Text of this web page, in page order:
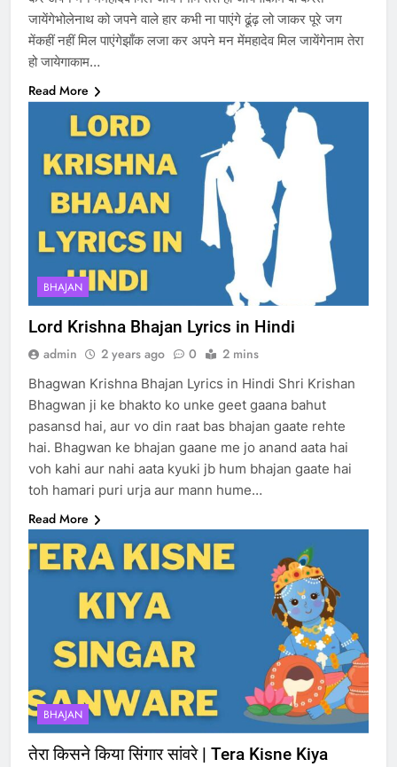
जायेंगेभोलेनाथ को जपने वाले हार कभी ना पाएंगे ढूंढ़ लो जाकर पूरे जग
मेंकहीं नहीं मिल पाएंगेझाँक लजा कर अपने मन मेंमहादेव मिल जायेंगेनाम तेरा
हो जायेगाकाम…
Read More
BHAJAN
Lord Krishna Bhajan Lyrics in Hindi
admin 2 years ago 0 2 mins
Bhagwan Krishna Bhajan Lyrics in Hindi Shri Krishan
Bhagwan ji ke bhakto ko unke geet gaana bahut
pasansd hai, aur vo din raat bas bhajan gaate rehte
hai. Bhagwan ke bhajan gaane me jo anand aata hai
voh kahi aur nahi aata kyuki jb hum bhajan gaate hai
toh hamari puri urja aur mann hume…
Read More
BHAJAN
तेरा किसने किया सिंगार सांवरे | Tera Kisne Kiya